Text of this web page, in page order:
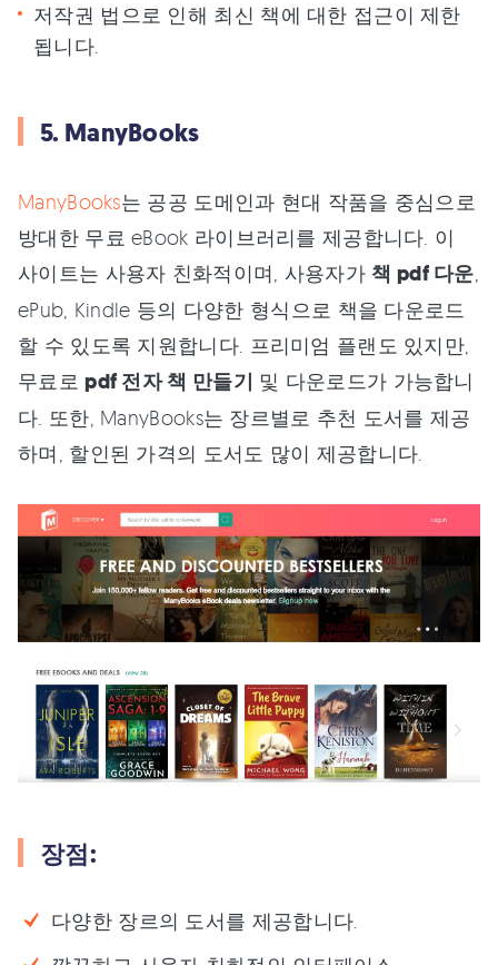
저작권 법으로 인해 최신 책에 대한 접근이 제한
됩니다.
5. ManyBooks
ManyBooks는 공공 도메인과 현대 작품을 중심으로
방대한 무료 eBook 라이브러리를 제공합니다. 이
사이트는 사용자 친화적이며, 사용자가책 pdf 다운
ePub, Kindle 등의 다양한 형식으로 책을 다운로드
할 수 있도록 지원합니다. 프리미엄 플랜도 있지만,
무료로pdf 전자 책 만들기 및 다운로드가 가능합니
다. 또한, ManyBooks는 장르별로 추천 도서를 제공
하며, 할인된 가격의 도서도 많이 제공합니다.
장점:
다양한 장르의 도서를 제공합니다.